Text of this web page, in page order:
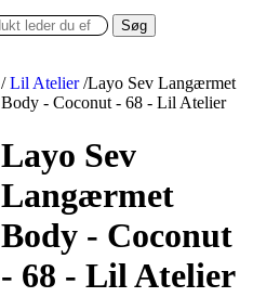
Søg
/ Lil Atelier /Layo Sev Langærmet
Body - Coconut - 68 - Lil Atelier
Layo Sev
Langærmet
Body - Coconut
- 68 - Lil Atelier